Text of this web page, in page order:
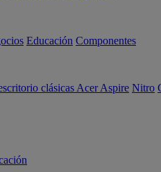
Educación Componentes
clásicas Acer Aspire Nitro